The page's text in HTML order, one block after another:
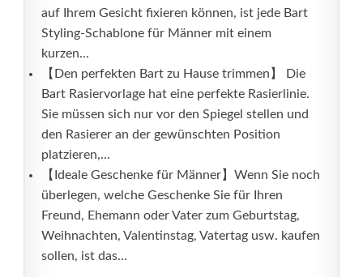
auf Ihrem Gesicht fixieren können, ist jede Bart
Styling-Schablone für Männer mit einem
kurzen...
【Den perfekten Bart zu Hause trimmen】 Die
Bart Rasiervorlage hat eine perfekte Rasierlinie.
Sie müssen sich nur vor den Spiegel stellen und
den Rasierer an der gewünschten Position
platzieren,...
【Ideale Geschenke für Männer】Wenn Sie noch
überlegen, welche Geschenke Sie für Ihren
Freund, Ehemann oder Vater zum Geburtstag,
Weihnachten, Valentinstag, Vatertag usw. kaufen
sollen, ist das...